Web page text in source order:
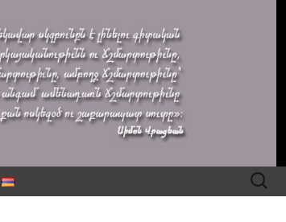
Search
for: